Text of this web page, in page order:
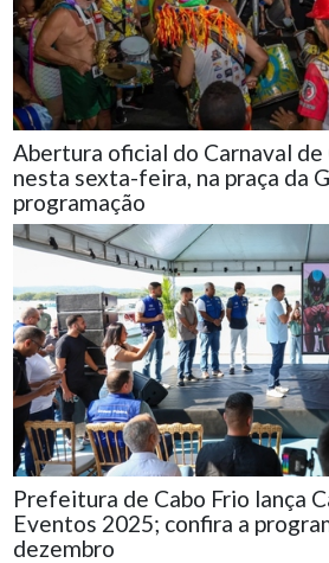
Abertura oficial do Carnaval de
nesta sexta-feira, na praça da
programação
Prefeitura de Cabo Frio lança
Eventos 2025; confira a
dezembro